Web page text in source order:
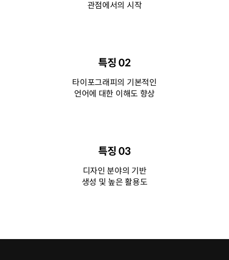
관점에서의 시작
특징 02
타이포그래피의 기본적인
언어에 대한 이해도 향상
특징 03
디자인 분야의 기반
생성 및 높은 활용도